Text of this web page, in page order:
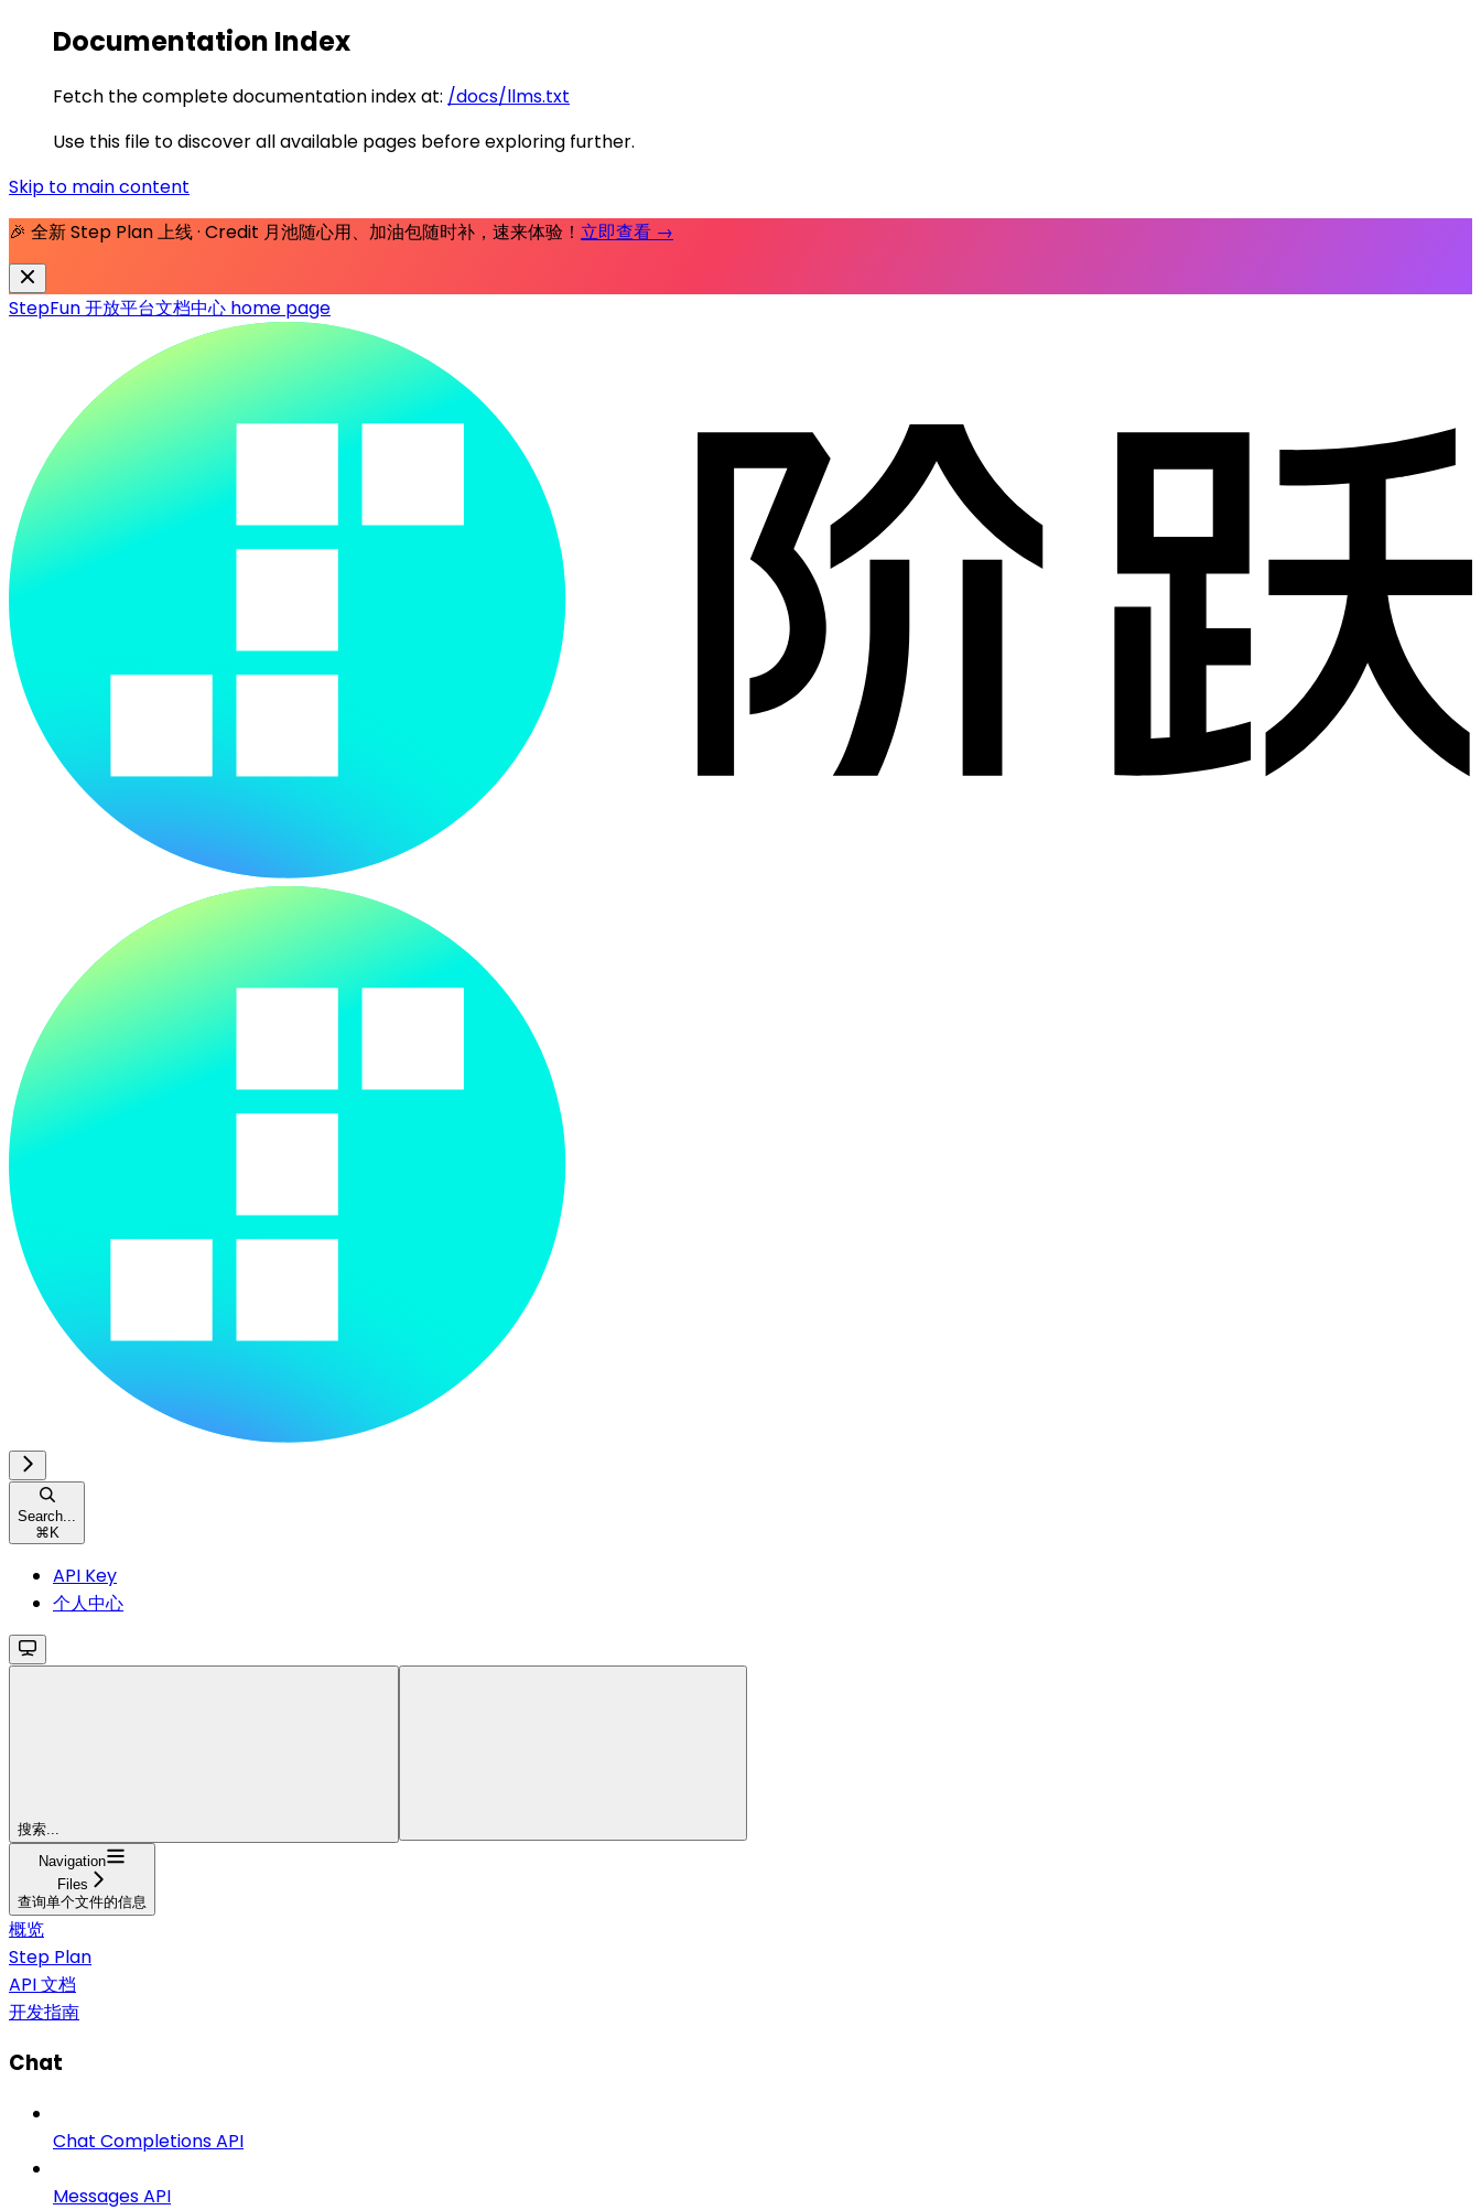
Documentation Index
Fetch the complete documentation index at: /docs/llms.txt
Use this file to discover all available pages before exploring further.
Skip to main content
🎉 全新 Step Plan 上线 · Credit 月池随心用、加油包随时补，速来体验！ 立即查看 →
StepFun 开放平台文档中心 home page
Search...
⌘ K
API Key
个人中心
搜索...
Navigation
Files
查询单个文件的信息
概览
Step Plan
API 文档
开发指南
Chat
Chat Completions API
Messages API